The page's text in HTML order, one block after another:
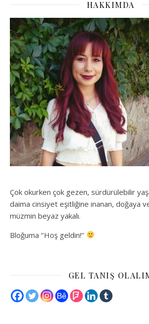
HAKKIMDA
Çok okurken çok gezen, sürdürülebilir
daima cinsiyet eşitliğine inanan, doğaya
müzmin beyaz yakalı.
Bloğuma ‘’Hoş geldin!’’
GEL TANIŞ